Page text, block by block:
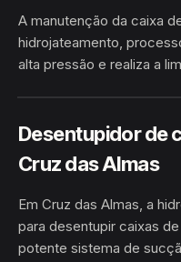
A manutenção da caixa
hidrojateamento,
alta pressão e realiza a
HIDROJATEAMENTO
Desentupidor de
Cruz das Almas
Em Cruz das Almas, a
para desentupir caixas
potente sistema de
HIDROSUCÇÃO